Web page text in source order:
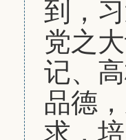
到，
党之
记、
品德
求，